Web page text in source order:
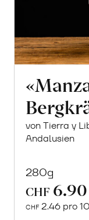
von Tierra y
Andalusien
280g
CHF 6.90
CHF 2.46 pro